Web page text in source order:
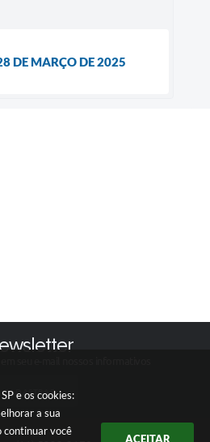
e os cookies:
a sua
continuar você
ACEITAR
DE MARÇO DE 2025
CADASTRAR